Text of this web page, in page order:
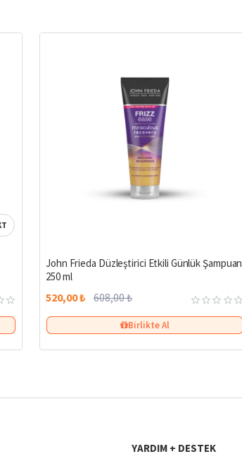
John Frieda Düzleştirici Etkili Günlük Şampuan
250 ml
520,00 ₺ 608,00 ₺
Birlikte Al
YARDIM + DESTEK